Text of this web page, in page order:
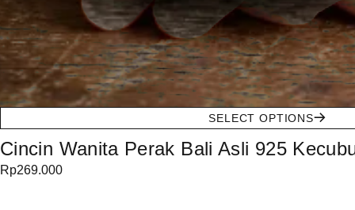
SELECT OPTIONS
Cincin Wanita Perak Bali Asli 925
Rp269.000